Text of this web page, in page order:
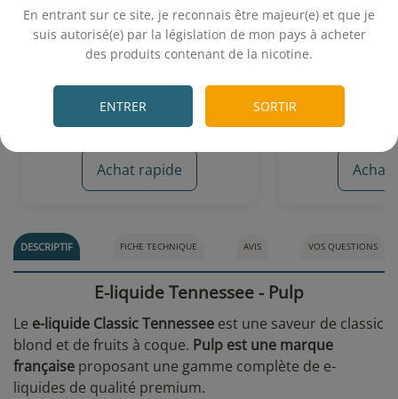
En entrant sur ce site, je reconnais être majeur(e) et que je
suis autorisé(e) par la législation de mon pays à acheter
des produits contenant de la nicotine.
ENTRER SORTIR
Classic blond - Notes de cacahuète
5,90€
6 avis
Achat rapide Achat
DESCRIPTIF FICHE TECHNIQUE AVIS VOS QUESTIONS
E-liquide Tennessee - Pulp
Le e-liquide Classic Tennessee est une saveur de classic
blond et de fruits à coque. Pulp est une marque
française proposant une gamme complète de e-
liquides de qualité premium.